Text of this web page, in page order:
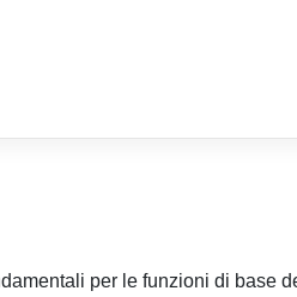
per le funzioni di base